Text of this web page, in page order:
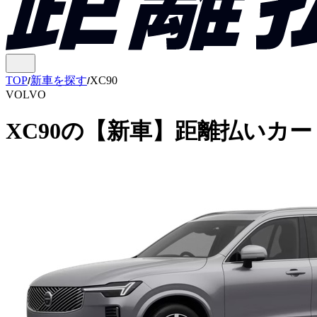
TOP 新車を探す XC90
VOLVO
XC90の 【新車】距離払いカ